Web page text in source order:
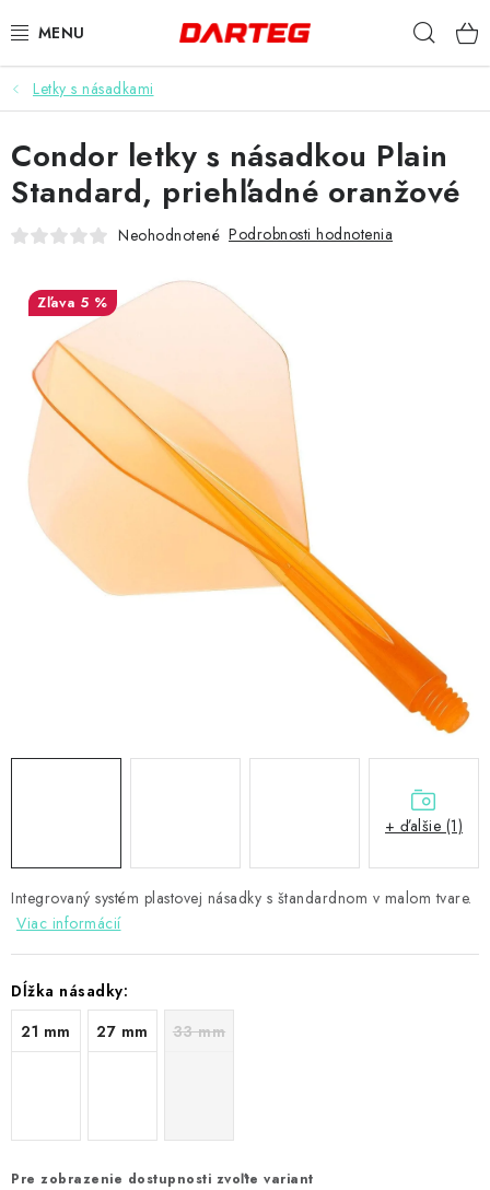
na
ŠÍPKY
TERČE
DOPLNKY K TERČU
NÁSADKY
HROTY
PUZDRÁ
PRÍSLUŠENSTVO
OBLEČENIE
Kontakty Hodnotenie obchodu
Letky s násadkami
Integrovaný systém plastovej násadky s štandardnom v malom tvare.
Viac informácií
Dĺžka násadky:
21 mm
27 mm 33 mm
Pre zobrazenie dostupnosti zvoľte variant
Condor letky s násadkou Plain
Standard, priehľadné oranžové
Neohodnotené Podrobnosti hodnotenia
5 %
+ ďalšie (1)